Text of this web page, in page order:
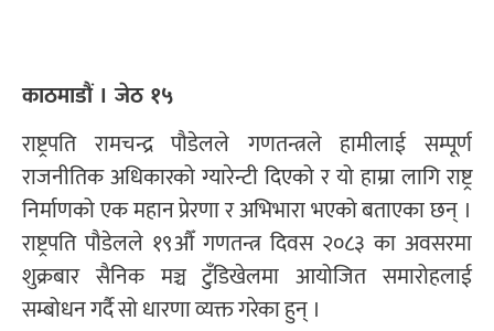
काठमाडौं । जेठ १५
राष्ट्रपति रामचन्द्र पौडेलले गणतन्त्रले हामीलाई सम्पूर्ण
राजनीतिक अधिकारको ग्यारेन्टी दिएको र यो हाम्रा लागि राष्ट्र
निर्माणको एक महान प्रेरणा र अभिभारा भएको बताएका छन् ।
राष्ट्रपति पौडेलले १९औँ गणतन्त्र दिवस २०८३ का अवसरमा
शुक्रबार सैनिक मञ्च टुँडिखेलमा आयोजित समारोहलाई
सम्बोधन गर्दै सो धारणा व्यक्त गरेका हुन् ।